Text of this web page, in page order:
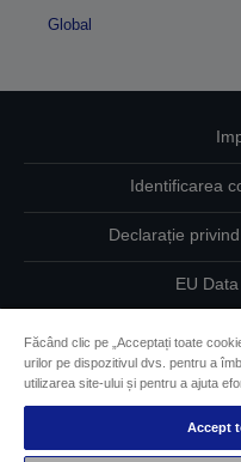
Global
Identificarea
Declarație
EU
Informaţii
Angajamentul
Făcând clic pe „Acceptați toate
urilor pe dispozitivul dvs. pentru a
utilizarea site-ului și pentru a ajuta
Accept